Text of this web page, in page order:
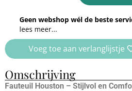
Geen webshop wél de beste
lees meer...
Voeg toe aan verlanglijstje
Omschrijving
Fauteuil Houston – Stijlvol en